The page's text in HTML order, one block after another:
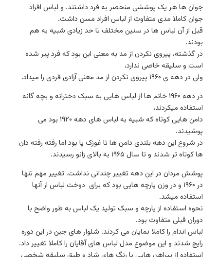
جوان ها هر یک پوششی منحصر به فرد داشتند. و لباس افراد
جوان کاملا مدی متفاوت از لباس افراد مسن داشت.
قبل از آن لباس ها در سنین مختلف تا حد زیادی شبیه به هم
بودند.
در گذشته، پیروی نکردن از مد به معنی این بود که فرد پیر شده
است و سلیقه خاصی ندارد،
ولی در دهه ی ۱۹۶۰ پیروی نکردن از مد معنی آزادی فردی را میداد.
در دهه ۱۹۶۰ خانم ها از لباس هایی به سبک دخترانه و بچه گانه
استفاده میکردند،
دامن هایی کوتاه که شبیه به لباس های دهه ۱۹۲۰ بود می
پوشیدند.
در شروع این دهه بلندی دامن ها تا غوزک پا بود اما رفته رفته دان
ها کوتاه تر شدند و تا سال ۱۹۶۵ به بالای زانو رسیدند.
پوشش مردان در این دهه تغییر چندانی نداشت. تغییر مهم تنها
در ۱۹۶۰ و در وزن پارچه هایی بود که برای دوخت لباس از آنها
استفاده میشد.
نحوه استفاده از پارچه و سبک تولید یک لباس به طور واضح با
دوران قبلی متفاوت بود.
لباس اندام را کاملا نمایان می کردند. شلوار های جین در این دوره
رایج شدند و این موضوع مدل لباس های آقایان را کاملا تغییر داد.
استفاده از پیراهن هایی با رنگ های شاد و طبق سلیقه شخصی